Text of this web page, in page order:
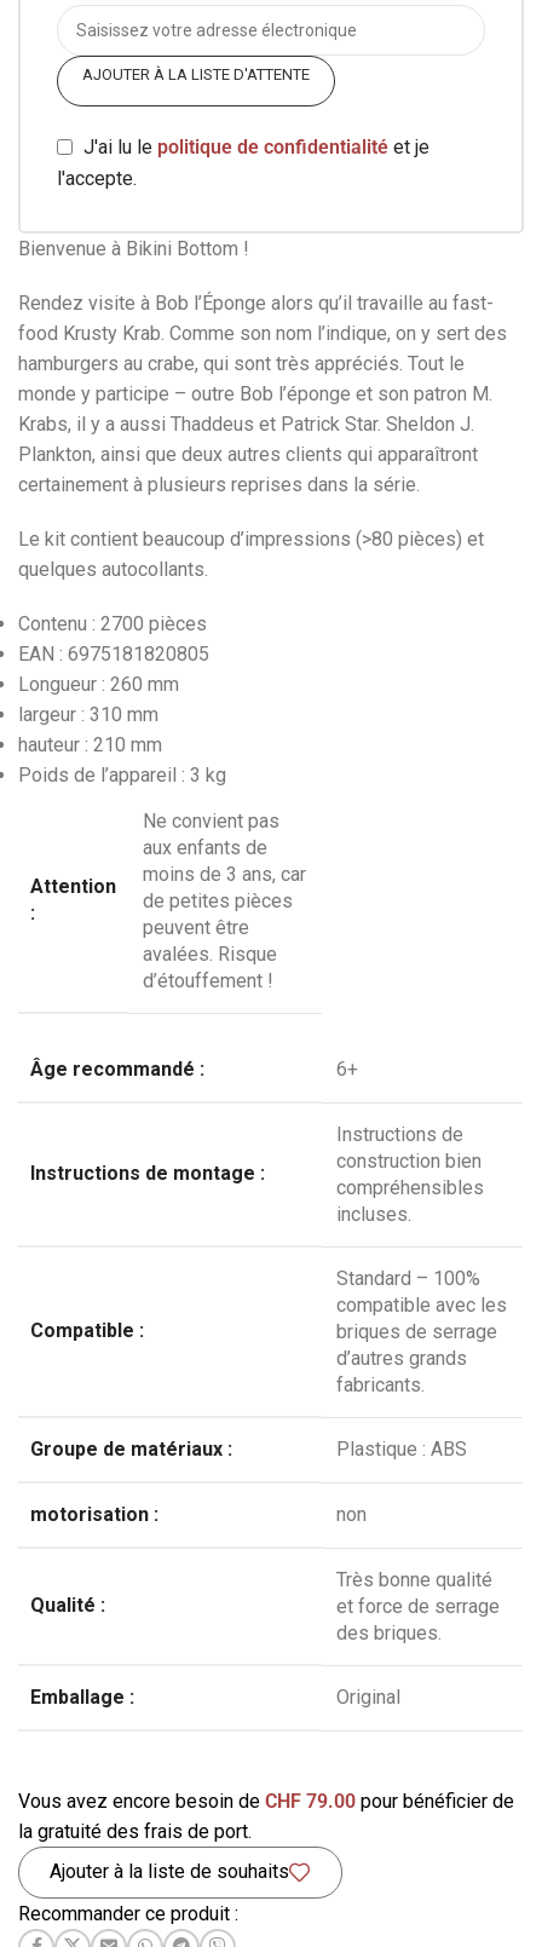
AJOUTER À LA LISTE D'ATTENTE
J'ai lu le politique de confidentialité et je
l'accepte.
Bienvenue à Bikini Bottom !
Rendez visite à Bob l’Éponge alors qu’il travaille au fast-
food Krusty Krab. Comme son nom l’indique, on y sert des
hamburgers au crabe, qui sont très appréciés. Tout le
monde y participe – outre Bob l’éponge et son patron M.
Krabs, il y a aussi Thaddeus et Patrick Star. Sheldon J.
Plankton, ainsi que deux autres clients qui apparaîtront
certainement à plusieurs reprises dans la série.
Le kit contient beaucoup d’impressions (>80 pièces) et
quelques autocollants.
Contenu : 2700 pièces
EAN : 6975181820805
Longueur : 260 mm
largeur : 310 mm
hauteur : 210 mm
Poids de l’appareil : 3 kg
Attention
:
Ne convient pas
aux enfants de
moins de 3 ans, car
de petites pièces
peuvent être
avalées. Risque
d’étouffement !
Âge recommandé : 6+
Instructions de montage :
Instructions de
construction bien
compréhensibles
incluses.
Compatible :
Standard – 100%
compatible avec les
briques de serrage
d’autres grands
fabricants.
Groupe de matériaux : Plastique : ABS
motorisation : non
Qualité :
Très bonne qualité
et force de serrage
des briques.
Emballage : Original
Vous avez encore besoin de CHF 79.00 pour bénéficier de
la gratuité des frais de port.
Ajouter à la liste de souhaits
Recommander ce produit :